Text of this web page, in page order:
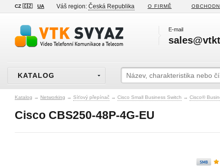
CZ 🇨🇿 UA Váš region: Česká Republika O FIRMĚ
E-mail
KATALOG
Katalog → Networking → Síťový přepínač → Cisco Small Business Switch → Cisco®
Cisco CBS250-48P-4G-EU